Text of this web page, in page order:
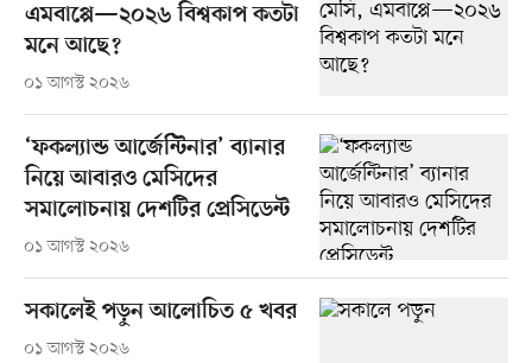
এমবাপ্পে—২০২৬ বিশ্বকাপ কতটা
মনে আছে?
০১ আগস্ট ২০২৬
‘ফকল্যান্ড আর্জেন্টিনার’ ব্যানার
নিয়ে আবারও মেসিদের
সমালোচনায় দেশটির প্রেসিডেন্ট
০১ আগস্ট ২০২৬
সকালেই পড়ুন আলোচিত ৫ খবর
০১ আগস্ট ২০২৬